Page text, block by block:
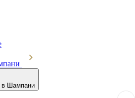
в Шампани